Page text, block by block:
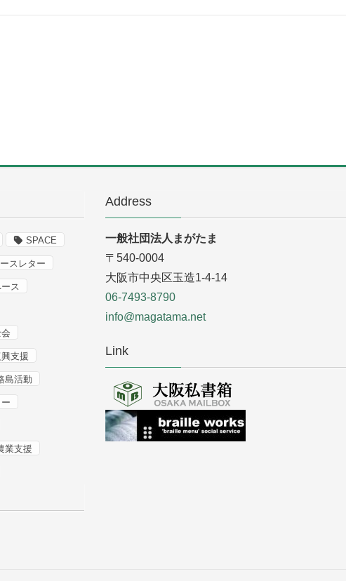
SPACE
スレター
ス
支援
島活動
業支援
Address
一般社団法人まがたま
〒540-0004
大阪市中央区玉造1-4-14
06-7493-8790
info@magatama.net
Link